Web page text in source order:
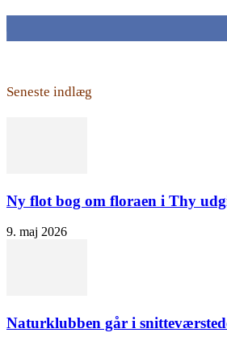
Seneste indlæg
Ny flot bog om floraen i Thy
9. maj 2026
Naturklubben går i